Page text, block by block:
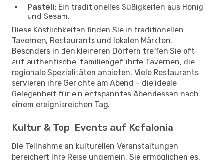
Pasteli: Ein traditionelles Süßigkeiten aus Honig
und Sesam.
Diese Köstlichkeiten finden Sie in traditionellen
Tavernen, Restaurants und lokalen Märkten.
Besonders in den kleineren Dörfern treffen Sie oft
auf authentische, familiengeführte Tavernen, die
regionale Spezialitäten anbieten. Viele Restaurants
servieren ihre Gerichte am Abend – die ideale
Gelegenheit für ein entspanntes Abendessen nach
einem ereignisreichen Tag.
Kultur & Top-Events auf Kefalonia
Die Teilnahme an kulturellen Veranstaltungen
bereichert Ihre Reise ungemein. Sie ermöglichen es,